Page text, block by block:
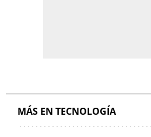
MÁS EN TECNOLOGÍA